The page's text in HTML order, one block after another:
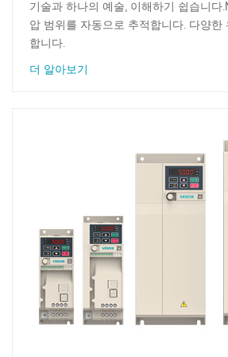
기술과 하나의 예술, 이해하기 쉽습니다
압 범위를 자동으로 추적합니다. 다양한
합니다.
더 알아보기